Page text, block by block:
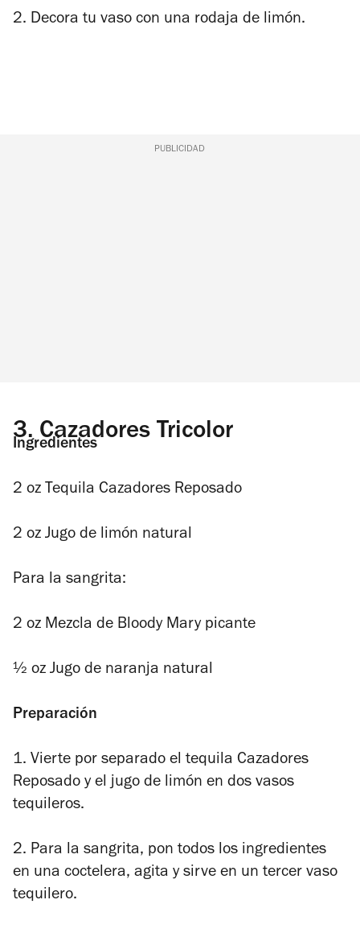
2. Decora tu vaso con una rodaja de limón.
PUBLICIDAD
3.Cazadores Tricolor
Ingredientes
2 oz Tequila Cazadores Reposado
2 oz Jugo de limón natural
Para la sangrita:
2 oz Mezcla de Bloody Mary picante
½ oz Jugo de naranja natural
Preparación
1. Vierte por separado el tequila Cazadores
Reposado y el jugo de limón en dos vasos
tequileros.
2. Para la sangrita, pon todos los ingredientes
en una coctelera, agita y sirve en un tercer vaso
tequilero.